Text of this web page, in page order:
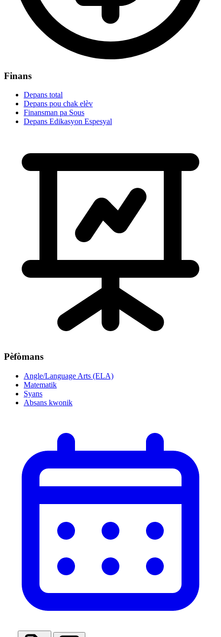
Finans
Depans total
Depans pou chak elèv
Finansman pa Sous
Depans Edikasyon Espesyal
Pèfòmans
Angle/Language Arts (ELA)
Matematik
Syans
Absans kwonik